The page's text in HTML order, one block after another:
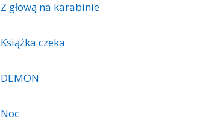
Z głową na karabinie
Książka czeka
DEMON
Noc